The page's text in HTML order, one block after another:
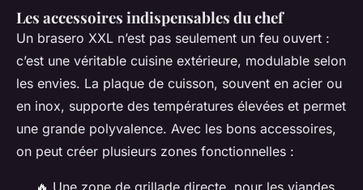
Les accessoires indispensables du chef
Un brasero XXL n’est pas seulement un feu ouvert :
c’est une véritable cuisine extérieure, modulable selon
les envies. La plaque de cuisson, souvent en acier ou
en inox, supporte des températures élevées et permet
une grande polyvalence. Avec les bons accessoires,
on peut créer plusieurs zones fonctionnelles :